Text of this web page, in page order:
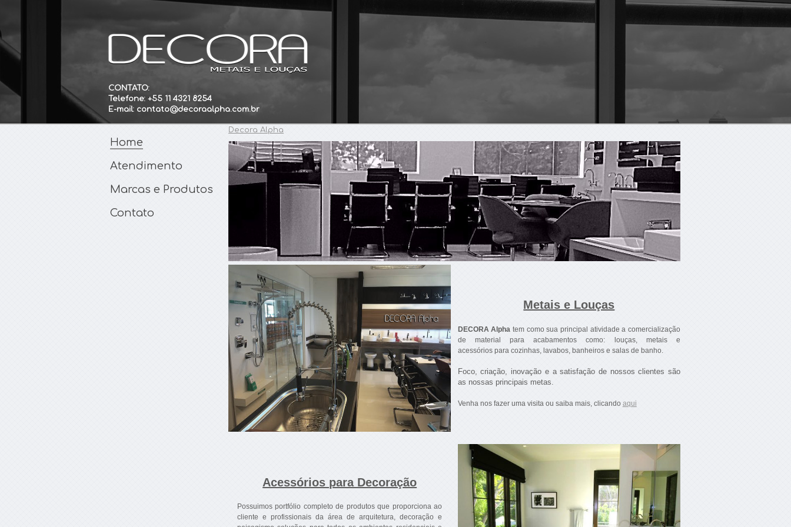
CONTATO:
Telefone: +55 11 4321 8254
E-mail: contato@decoraalpha.com.br
Home
Atendimento
Marcas e Produtos
Contato
Decora Alpha
Metais e Louças
DECORA Alpha tem como sua principal atividade a comercialização
de material para acabamentos como: louças, metais e
acessórios para cozinhas, lavabos, banheiros e salas de banho.
Foco, criação, inovação e a satisfação de nossos clientes são
as nossas principais metas.
Venha nos fazer uma visita ou saiba mais, clicando aqui
Acessórios para Decoração
Possuimos portfólio completo de produtos que proporciona ao
cliente e profissionais da área de arquitetura, decoração e